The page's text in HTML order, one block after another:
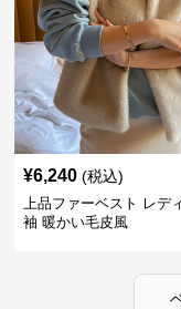
¥6,240 (税込)
上品ファーベスト レデ
袖 暖かい毛皮風